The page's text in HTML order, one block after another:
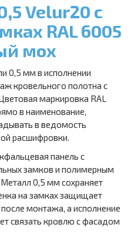
Velur20 с
RAL 6005
мох
0,5 мм в исполнении
кровельного полотна с
маркировка RAL
в наименование,
в ведомость
расшифровки.
панель с
замков и полимерным
0,5 мм сохраняет
на замках защищает
монтажа, а исполнение
связать кровлю с фасадом